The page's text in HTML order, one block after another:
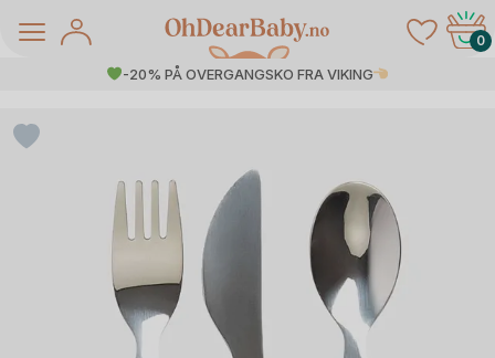
0
-20% PÅ OVERGANGSKO FRA VIKING